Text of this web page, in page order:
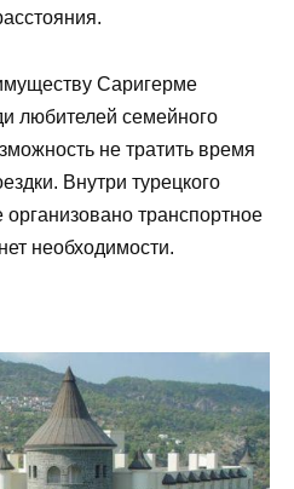
Саригерме
любителей семейного
не тратить время
Внутри турецкого
транспортное
необходимости.